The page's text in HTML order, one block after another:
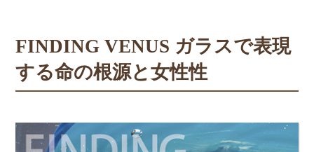
FINDING VENUS ガラスで表現
する命の根源と女性性